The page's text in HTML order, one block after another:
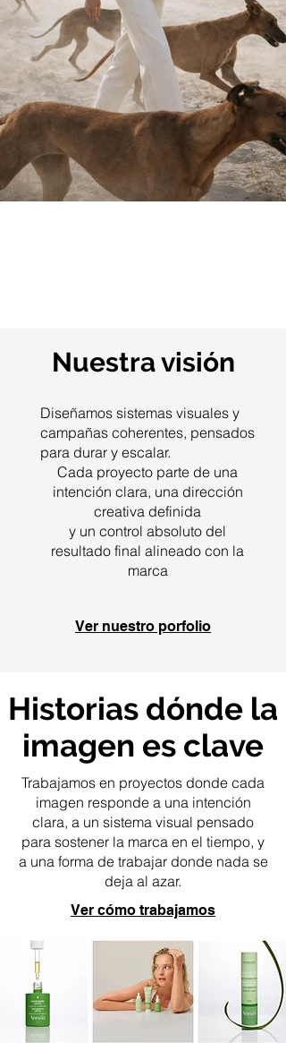
Nuestra visión
Diseñamos sistemas visuales y
campañas coherentes, pensados
para durar y escalar.
Cada proyecto parte de una
intención clara, una dirección
creativa definida
y un control absoluto del
resultado final alineado con la
marca
Ver nuestro porfolio
Historias dónde la
imagen es clave
Trabajamos en proyectos donde cada
imagen responde a una intención
clara, a un sistema visual pensado
para sostener la marca en el tiempo, y
a una forma de trabajar donde nada se
deja al azar.
Ver cómo trabajamos